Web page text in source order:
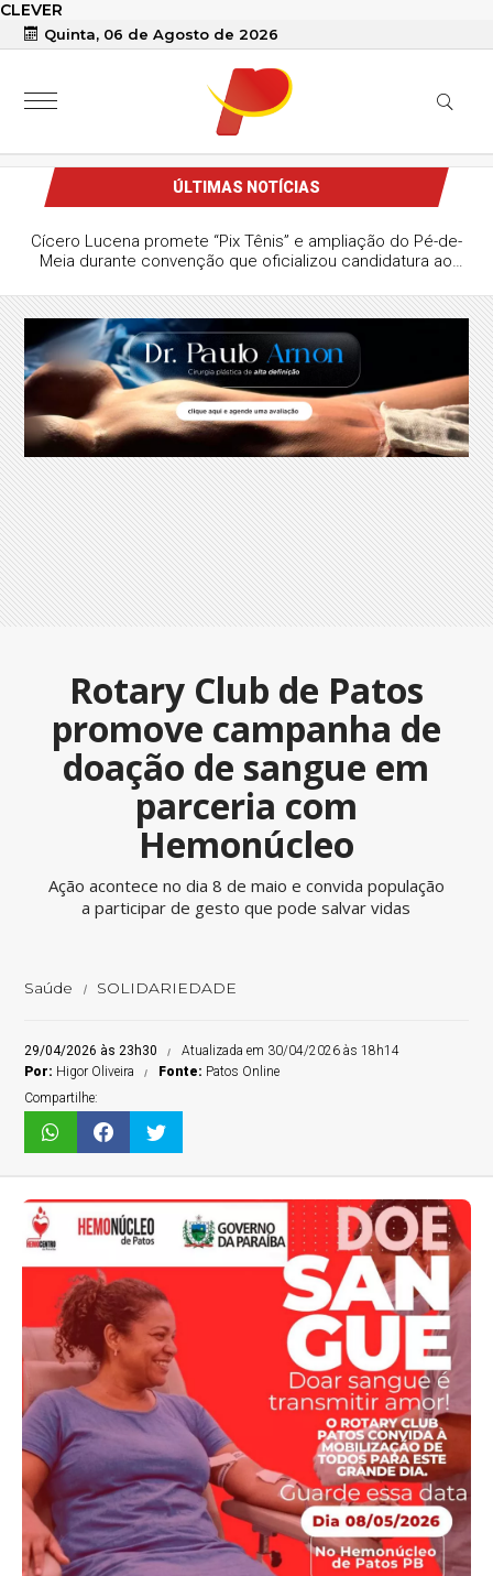
CLEVER
Quinta, 06 de Agosto de 2026
ÚLTIMAS NOTÍCIAS
Cícero Lucena promete “Pix Tênis” e ampliação do Pé-de-
Meia durante convenção que oficializou candidatura ao
Rotary Club de Patos
promove campanha de
doação de sangue em
parceria com
Hemonúcleo
Ação acontece no dia 8 de maio e convida população
a participar de gesto que pode salvar vidas
Saúde SOLIDARIEDADE
29/04/2026 às 23h30
Atualizada em 30/04/2026 às 18h14
Por: Higor Oliveira Fonte: Patos Online
Compartilhe: